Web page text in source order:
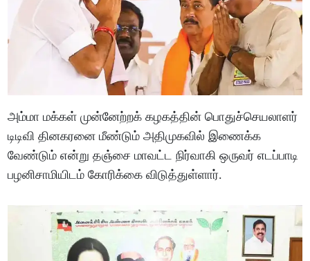
அம்மா மக்கள் முன்னேற்றக் கழகத்தின் பொதுச்செயலாளர்
டிடிவி தினகரனை மீண்டும் அதிமுகவில் இணைக்க
வேண்டும் என்று தஞ்சை மாவட்ட நிர்வாகி ஒருவர் எடப்பாடி
பழனிசாமியிடம் கோரிக்கை விடுத்துள்ளார்.